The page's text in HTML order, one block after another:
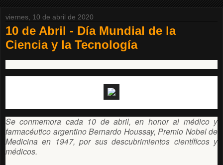
viernes, 10 de abril de 2020
10 de Abril - Día Mundial de la
Ciencia y la Tecnología
Se encuentra usted aquí
Se conmemora cada 10 de abril, en honor al médico y
farmacéutico argentino Bernardo Houssay, Premio Nobel de
Medicina en 1947, por sus descubrimientos científicos y
médicos.